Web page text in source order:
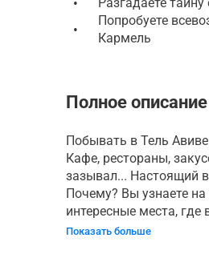
•
Попробуете
Кармель
Полное описание
Побывать в Тель
Кафе, рестораны,
зазывал... Настоящий
Почему? Вы узнаете
интересные места,
Показать больше